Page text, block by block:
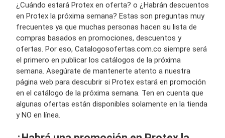
¿Cuándo estará Protex en oferta? o ¿Habrán descuentos
en Protex la próxima semana? Estas son preguntas muy
frecuentes ya que muchas personas hacen su lista de
compras basados en promociones, descuentos y
ofertas. Por eso, Catalogosofertas.com.co siempre será
el primero en publicar los catálogos de la próxima
semana. Asegúrate de mantenerte atento a nuestra
página web para descubrir si Protex estará en promoción
en el catálogo de la próxima semana. Ten en cuenta que
algunas ofertas están disponibles solamente en la tienda
y NO en línea.